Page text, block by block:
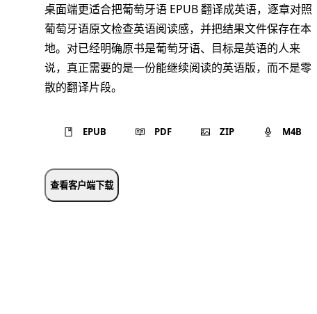
桌面端更适合把葡萄牙语 EPUB 翻译成英语，逐章对照
葡萄牙语原文检查英语阅读感，并把结果文件保存在本
地。对已经明确原书是葡萄牙语、目标是英语的人来
说，真正需要的是一份能继续阅读的英语版，而不是零
散的翻译片段。
EPUB PDF ZIP M4B
查看客户端下载